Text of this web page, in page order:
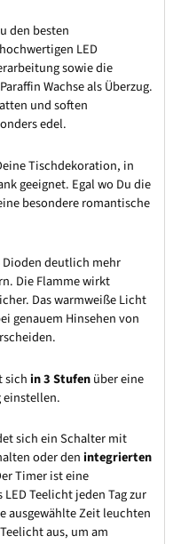
den besten
LED
sowie die
Wachse als Überzug.
und soften
edel.
Tischdekoration, in
geeignet. Egal wo Du die
besondere romantische
deutlich mehr
Die Flamme wirkt
Das warmweiße Licht
genauem Hinsehen von
sichin 3 Stufenüber eine
sich ein Schalter mit
oder denintegrierten
Timer ist eine
Teelicht jeden Tag zur
ausgewählte Zeit leuchten
aus, um am